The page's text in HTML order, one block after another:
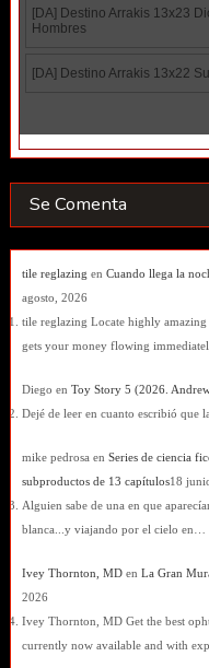
Se Comenta
tile reglazing en Cuando llega la
agosto, 2026
tile reglazing Locate highly
gets your money flowing
Diego en Toy Story 5 (2026.
Dejé de leer en cuanto escribió que
mike pedrosa en Series de ciencia
subproductos de 13 capítulos18
Alguien sabe de una en que
blanca...y viajando por el cielo en…
Ivey Thornton, MDen La Gran
2026
Ivey Thornton, MD Get the best
currently now available and with